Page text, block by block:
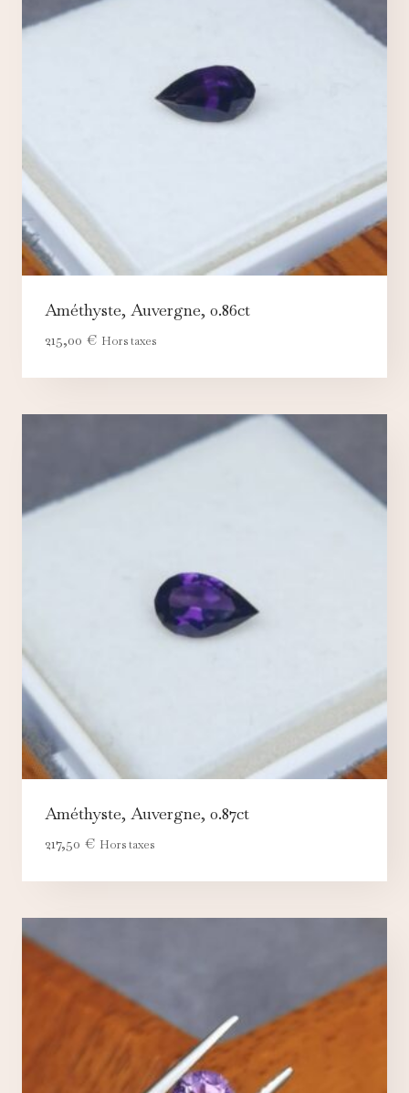
Améthyste, Auvergne, 0.86ct
215,00 € Hors taxes
Améthyste, Auvergne, 0.87ct
217,50 € Hors taxes